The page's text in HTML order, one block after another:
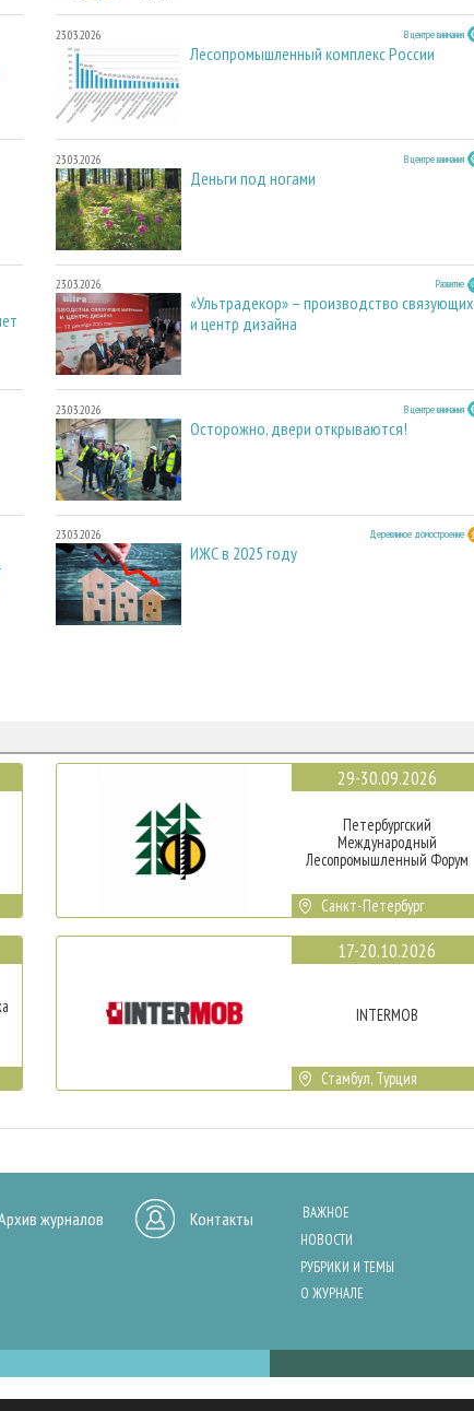
23.03.2026 В центре внимания
Лесопромышленный комплекс России
23.03.2026 В центре внимания
Деньги под ногами
23.03.2026 Развитие
«Ультрадекор» – производство связующих
и центр дизайна
23.03.2026 В центре внимания
Осторожно, двери открываются!
23.03.2026 Деревянное домостроение
ИЖС в 2025 году
29-30.09.2026
Петербургский
Международный
Лесопромышленный Форум
Санкт-Петербург
17-20.10.2026
INTERMOB
Стамбул, Турция
журналов Контакты
ВАЖНОЕ
НОВОСТИ
РУБРИКИ И ТЕМЫ
О ЖУРНАЛЕ